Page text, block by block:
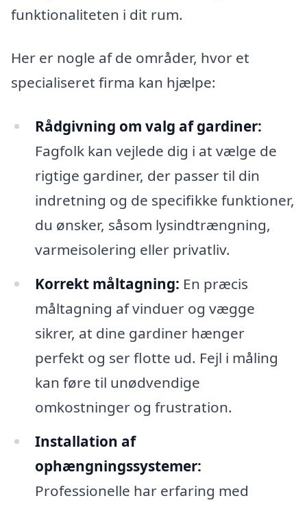
funktionaliteten i dit rum.
Her er nogle af de områder, hvor et
specialiseret firma kan hjælpe:
Rådgivning om valg af gardiner:
Fagfolk kan vejlede dig i at vælge de
rigtige gardiner, der passer til din
indretning og de specifikke funktioner,
du ønsker, såsom lysindtrængning,
varmeisolering eller privatliv.
Korrekt måltagning: En præcis
måltagning af vinduer og vægge
sikrer, at dine gardiner hænger
perfekt og ser flotte ud. Fejl i måling
kan føre til unødvendige
omkostninger og frustration.
Installation af
ophængningssystemer:
Professionelle har erfaring med